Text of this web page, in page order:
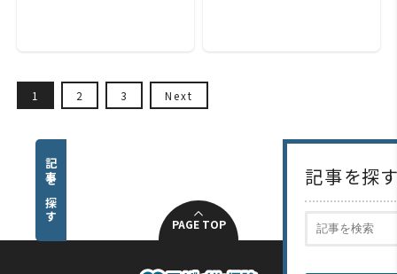
1 2 3 Next
記事を探
PAGE TOP